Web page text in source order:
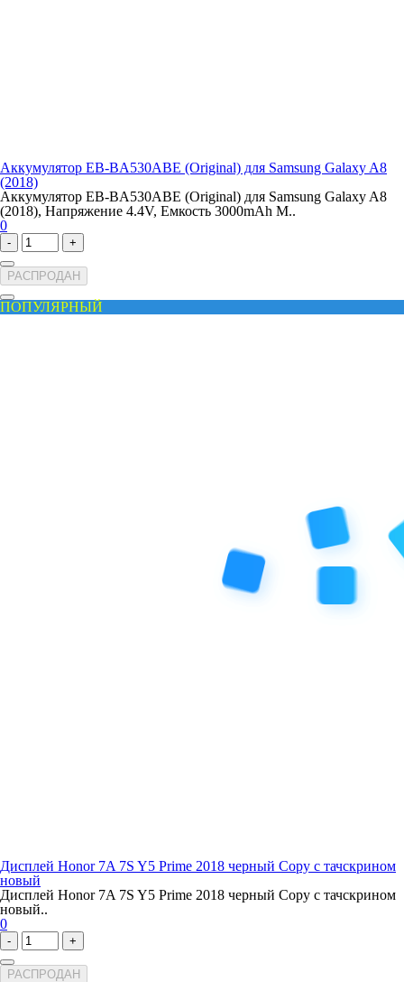
Аккумулятор EB-BA530ABE (Original) для Samsung Galaxy A8
(2018)
Аккумулятор EB-BA530ABE (Original) для Samsung Galaxy A8
(2018), Напряжение 4.4V, Емкость 3000mAh М..
0
- +
РАСПРОДАН
ПОПУЛЯРНЫЙ
Дисплей Honor 7A 7S Y5 Prime 2018 черный Copy с тачскрином
новый
Дисплей Honor 7A 7S Y5 Prime 2018 черный Copy с тачскрином
новый..
0
- +
РАСПРОДАН